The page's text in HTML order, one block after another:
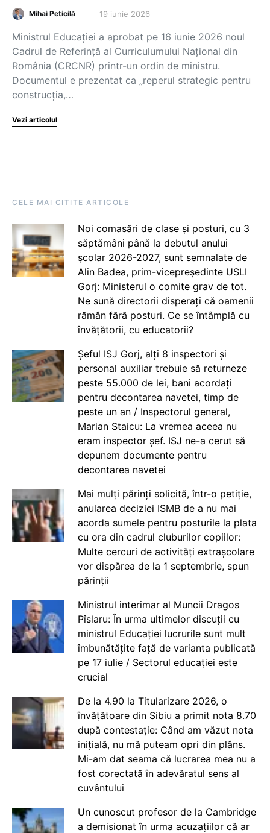
Mihai Peticilă 19 iunie 2026
Ministrul Educației a aprobat pe 16 iunie 2026 noul
Cadrul de Referință al Curriculumului Național din
România (CRCNR) printr-un ordin de ministru.
Documentul e prezentat ca „reperul strategic pentru
construcția,…
Vezi articolul
CELE MAI CITITE ARTICOLE
Noi comasări de clase și posturi, cu 3
săptămâni până la debutul anului
școlar 2026-2027, sunt semnalate de
Alin Badea, prim-vicepreședinte USLI
Gorj: Ministerul o comite grav de tot.
Ne sună directorii disperați că oamenii
rămân fără posturi. Ce se întâmplă cu
învățătorii, cu educatorii?
Șeful ISJ Gorj, alți 8 inspectori și
personal auxiliar trebuie să returneze
peste 55.000 de lei, bani acordați
pentru decontarea navetei, timp de
peste un an / Inspectorul general,
Marian Staicu: La vremea aceea nu
eram inspector șef. ISJ ne-a cerut să
depunem documente pentru
decontarea navetei
Mai mulți părinți solicită, într-o petiție,
anularea deciziei ISMB de a nu mai
acorda sumele pentru posturile la plata
cu ora din cadrul cluburilor copiilor:
Multe cercuri de activități extrașcolare
vor dispărea de la 1 septembrie, spun
părinții
Ministrul interimar al Muncii Dragos
Pîslaru: În urma ultimelor discuții cu
ministrul Educației lucrurile sunt mult
îmbunătățite față de varianta publicată
pe 17 iulie / Sectorul educației este
crucial
De la 4.90 la Titularizare 2026, o
învățătoare din Sibiu a primit nota 8.70
după contestație: Când am văzut nota
inițială, nu mă puteam opri din plâns.
Mi-am dat seama că lucrarea mea nu a
fost corectată în adevăratul sens al
cuvântului
Un cunoscut profesor de la Cambridge
a demisionat în urma acuzațiilor că ar